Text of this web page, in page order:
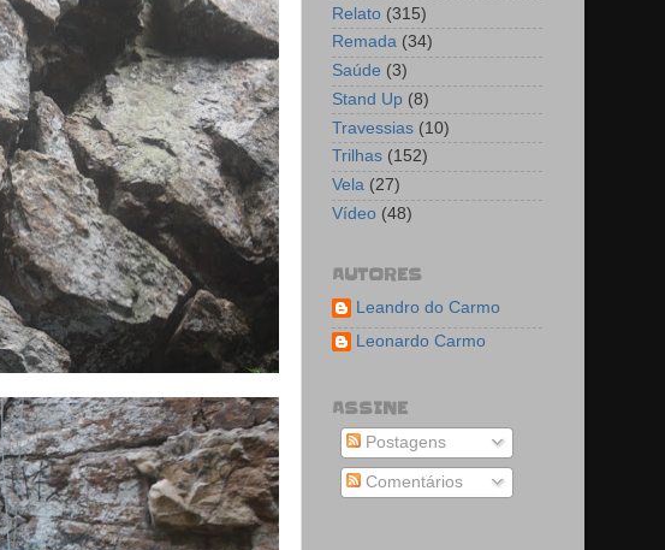
Relato (315)
Remada (34)
Saúde (3)
Stand Up (8)
Travessias (10)
Trilhas (152)
Vela (27)
Vídeo (48)
AUTORES
Leandro do Carmo
Leonardo Carmo
ASSINE
Postagens
Comentários